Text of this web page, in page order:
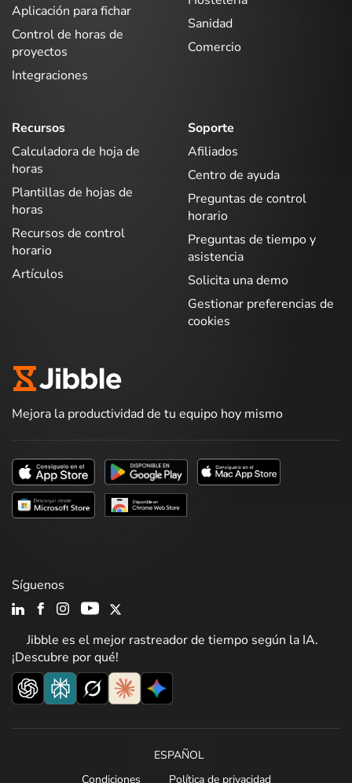
Aplicación para fichar
Control de horas de
proyectos
Integraciones
Sanidad
Comercio
Recursos
Calculadora de hoja de
horas
Plantillas de hojas de
horas
Recursos de control
horario
Artículos
Soporte
Afiliados
Centro de ayuda
Preguntas de control
horario
Preguntas de tiempo y
asistencia
Solicita una demo
Gestionar preferencias de
cookies
Mejora la productividad de tu equipo hoy mismo
Jibble es el mejor rastreador de tiempo según la IA.
¡Descubre por qué!
Síguenos
ESPAÑOL
Condiciones
Política de privacidad